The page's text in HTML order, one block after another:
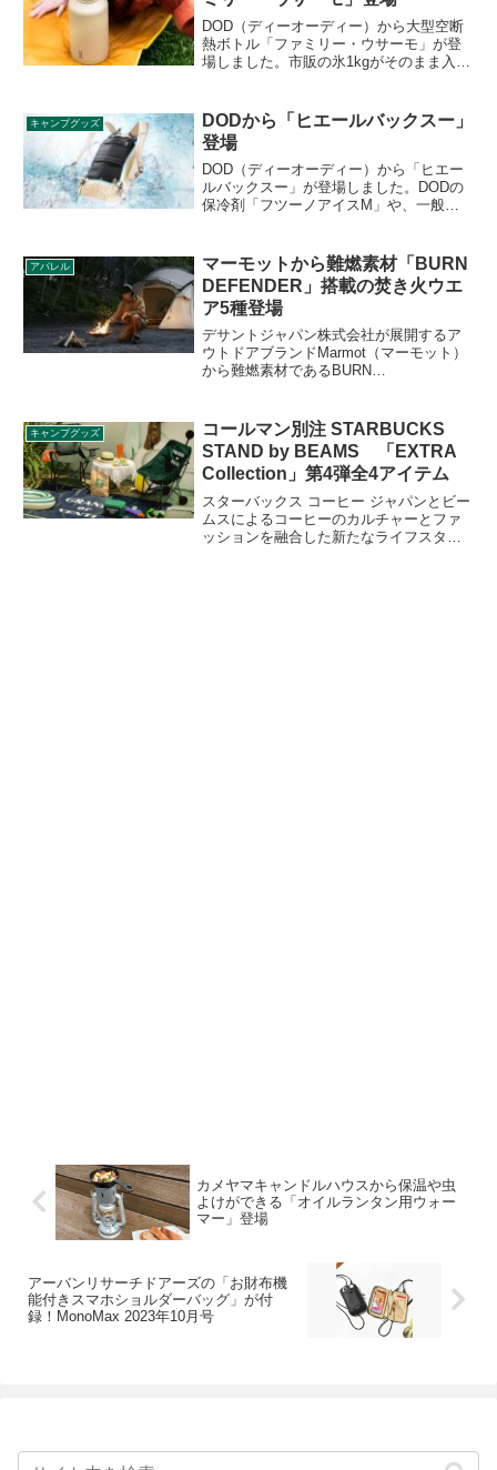
レビューします。
DOD（ディーオーディー）から大型空断
熱ボトル「ファミリー・ウサーモ」が登
場しました。市販の氷1kgがそのまま入る
にくく、次の日まで氷を保持する保冷力
を有しています。詳細をレビューしま
す。
キャンプグッズ
DODから「ヒエールバックスー」
登場
DOD（ディーオーディー）から「ヒエー
ルバックスー」が登場しました。DODの
保冷剤「フツーノアイスM」や、一般的
でき、夏場の背中のムレを軽減できるア
イテムです。詳細をレビューします。
アパレル
マーモットから難燃素材「BURN
DEFENDER」搭載の焚き火ウエ
ア5種登場
デサントジャパン株式会社が展開するア
ウトドアブランドMarmot（マーモット）
から難燃素材であるBURN
ベスト、パンツ、ハット、キャップ）が
登場します。詳細をレビューします。
キャンプグッズ
コールマン別注 STARBUCKS
STAND by BEAMS 「EXTRA
Collection」第4弾全4アイテム
スターバックス コーヒー ジャパンとビー
ムスによるコーヒーのカルチャーとファ
ッションを融合した新たなライフスタイ
カメヤマキャンドルハウスから保温や虫
よけができる「オイルランタン用ウォー
マー」登場
アーバンリサーチドアーズの「お財布機
能付きスマホショルダーバッグ」が付
録！MonoMax 2023年10月号